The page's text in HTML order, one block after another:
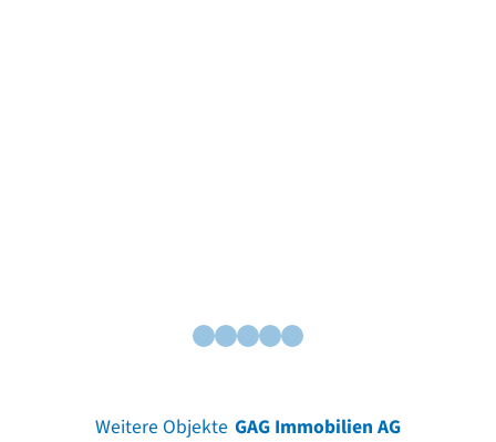
Weitere Objekte GAG Immobilien AG